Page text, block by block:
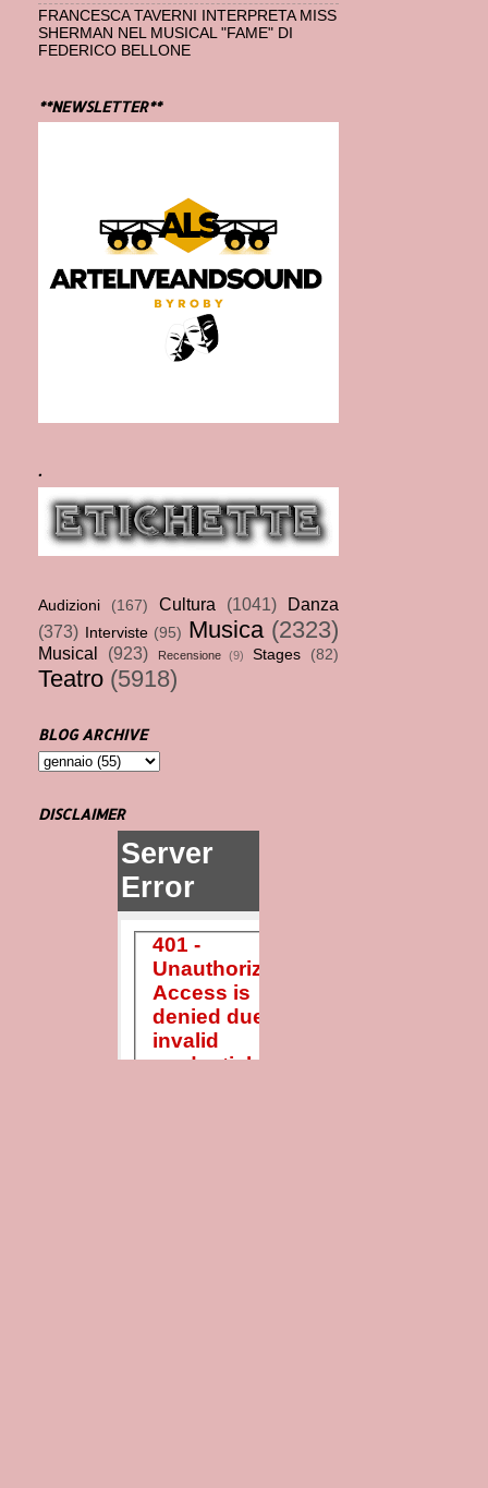
FRANCESCA TAVERNI INTERPRETA MISS
SHERMAN NEL MUSICAL "FAME" DI
FEDERICO BELLONE
**NEWSLETTER**
.
Audizioni (167) Cultura (1041)
Danza
(373)
Interviste (95) Musica (2323)
Musical (923) Recensione (9) Stages (82)
Teatro (5918)
BLOG ARCHIVE
DISCLAIMER